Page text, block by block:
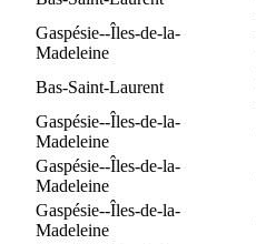
Gaspésie--Îles-de-la-
Madeleine
Bas-Saint-Laurent
Gaspésie--Îles-de-la-
Madeleine
Gaspésie--Îles-de-la-
Madeleine
Gaspésie--Îles-de-la-
Madeleine